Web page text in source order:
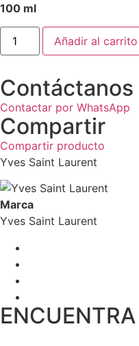
100 ml
Añadir al carrito
Contactar por WhatsApp
Compartir
Compartir producto
Yves Saint Laurent
Marca
Yves Saint Laurent